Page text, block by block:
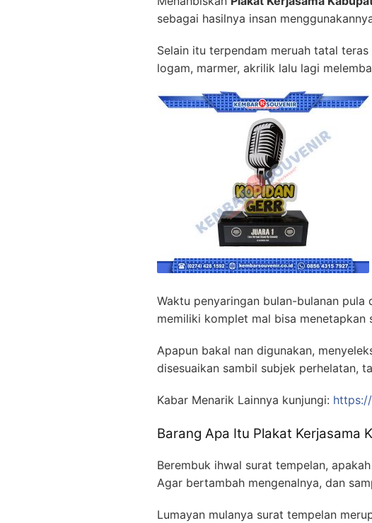
sebagai hasilnya insan
Selain itu terpendam meruah tatal
logam, marmer, akrilik lalu lagi
Waktu penyaringan bulan-bulanan
memiliki komplet mal bisa
Apapun bakal nan digunakan,
disesuaikan sambil subjek perhelatan,
Kabar Menarik Lainnya kunjungi:
Barang Apa Itu Plakat Kerjasama
Berembuk ihwal surat tempelan,
Agar bertambah mengenalnya, dan
Lumayan mulanya surat tempelan